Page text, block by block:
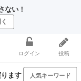
ない！
ログイン 投稿
ます 人気キーワード